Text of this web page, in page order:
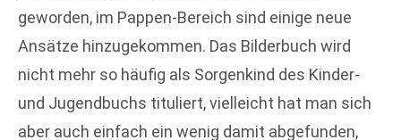
geworden, im Pappen-Bereich sind einige neue
Ansätze hinzugekommen. Das Bilderbuch wird
nicht mehr so häufig als Sorgenkind des Kinder-
und Jugendbuchs tituliert, vielleicht hat man sich
aber auch einfach ein wenig damit abgefunden,